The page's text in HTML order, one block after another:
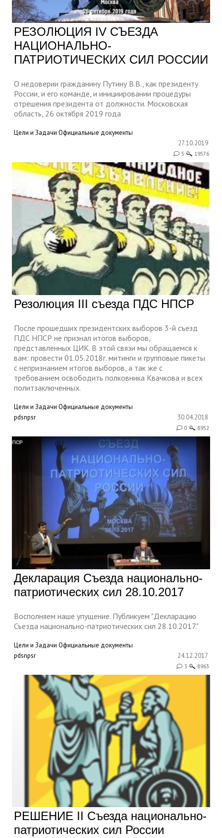
РЕЗОЛЮЦИЯ IV СЪЕЗДА
НАЦИОНАЛЬНО-
ПАТРИОТИЧЕСКИХ СИЛ РОССИИ
О недоверии гражданину Путину В.В., как президенту
России, и его команде, и инициировании процедуры
отрешения президента от должности. Московская
область, 26 октября 2019 года
Цели и Задачи Официальные документы
27.10.2019
5 19576
Резолюция III съезда ПДС НПСР
После прошедших президентских выборов 3-й съезд
ПДС НПСР не признал итогов выборов,
представленных ЦИК. В этой связи мы обращаемся к
вам: провести 01.05.2018г. митинги и групповые пикеты
с непризнанием итогов выборов, а так же с
требованием освободить полковника Квачкова и всех
политзаключенных.
Цели и Задачи Официальные документы
pdsnpsr
30.04.2018
0 8952
Декларация Съезда национально-
патриотических сил 28.10.2017
Восполняем наше упущение. Публикуем "Декларацию
Съезда национально-патриотических сил 28.10.2017."
Цели и Задачи Официальные документы
pdsnpsr
24.12.2017
3 8963
РЕШЕНИЕ II Съезда национально-
патриотических сил России